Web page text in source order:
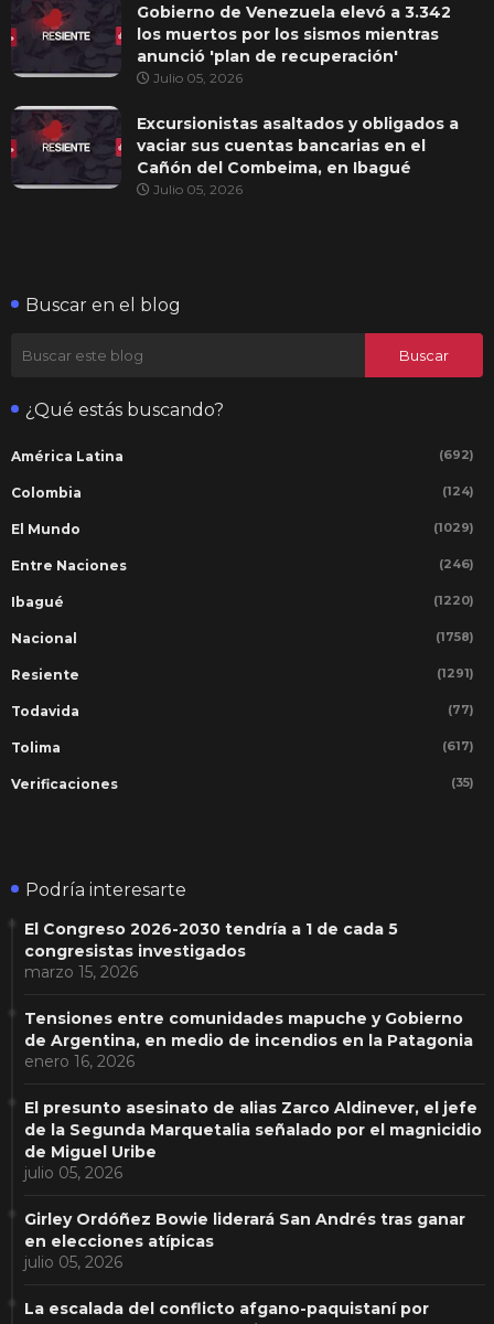
Gobierno de Venezuela elevó a 3.342
los muertos por los sismos mientras
anunció 'plan de recuperación'
Julio 05, 2026
Excursionistas asaltados y obligados a
vaciar sus cuentas bancarias en el
Cañón del Combeima, en Ibagué
Julio 05, 2026
Buscar en el blog
¿Qué estás buscando?
América Latina (692)
Colombia (124)
El Mundo (1029)
Entre Naciones (246)
Ibagué (1220)
Nacional (1758)
Resiente (1291)
Todavida (77)
Tolima (617)
Verificaciones (35)
Podría interesarte
El Congreso 2026-2030 tendría a 1 de cada 5
congresistas investigados
marzo 15, 2026
Tensiones entre comunidades mapuche y Gobierno
de Argentina, en medio de incendios en la Patagonia
enero 16, 2026
El presunto asesinato de alias Zarco Aldinever, el jefe
de la Segunda Marquetalia señalado por el magnicidio
de Miguel Uribe
julio 05, 2026
Girley Ordóñez Bowie liderará San Andrés tras ganar
en elecciones atípicas
julio 05, 2026
La escalada del conflicto afgano-paquistaní por